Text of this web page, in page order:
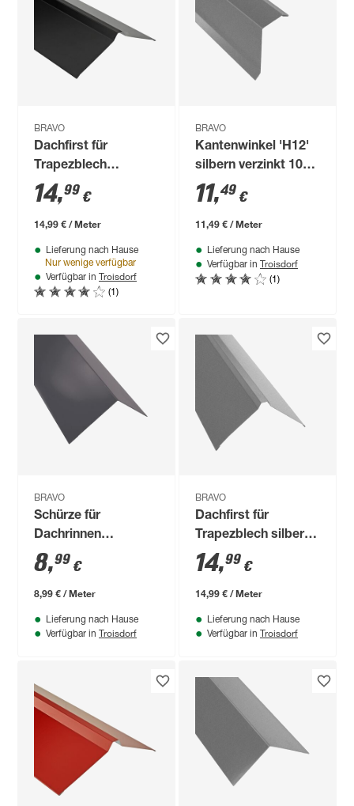
BRAVO
Dachfirst für
Trapezblech
anthrazitgrau 100
cm
14,99 €
14,99 € / Meter
Lieferung nach Hause
Nur wenige verfügbar
Verfügbar in Troisdorf
(1)
BRAVO
Kantenwinkel 'H12'
silbern verzinkt 100
cm
11,49 €
11,49 € / Meter
Lieferung nach Hause
Verfügbar in Troisdorf
(1)
BRAVO
Schürze für
Dachrinnen
anthrazitgrau 100
cm
8,99 €
8,99 € / Meter
Lieferung nach Hause
Verfügbar in Troisdorf
BRAVO
Dachfirst für
Trapezblech silbern
verzinkt 100 cm
14,99 €
14,99 € / Meter
Lieferung nach Hause
Verfügbar in Troisdorf